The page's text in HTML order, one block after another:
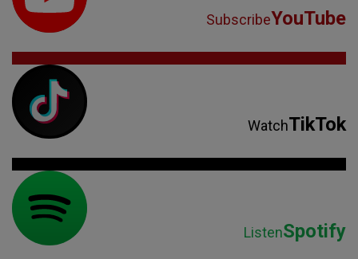
SubscribeYouTube
WatchTikTok
ListenSpotify